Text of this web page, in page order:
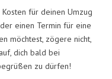
für deinen Umzug
einen Termin für eine
möchtest, zögere nicht,
dich bald bei
zu dürfen!